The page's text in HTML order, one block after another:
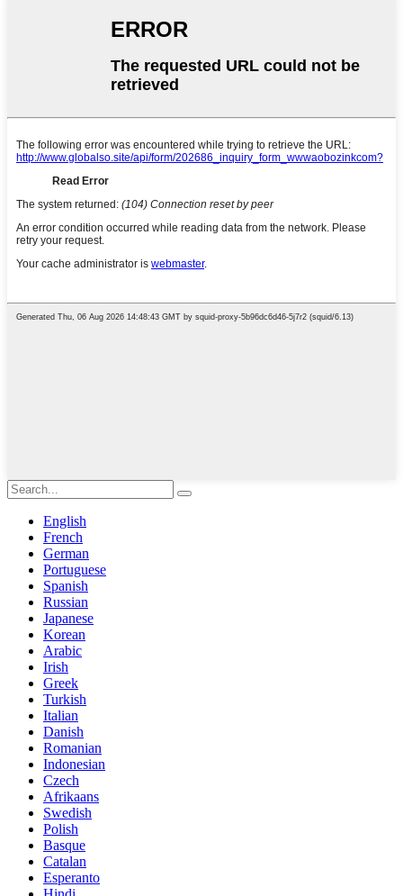
English
French
German
Portuguese
Spanish
Russian
Japanese
Korean
Arabic
Irish
Greek
Turkish
Italian
Danish
Romanian
Indonesian
Czech
Afrikaans
Swedish
Polish
Basque
Catalan
Esperanto